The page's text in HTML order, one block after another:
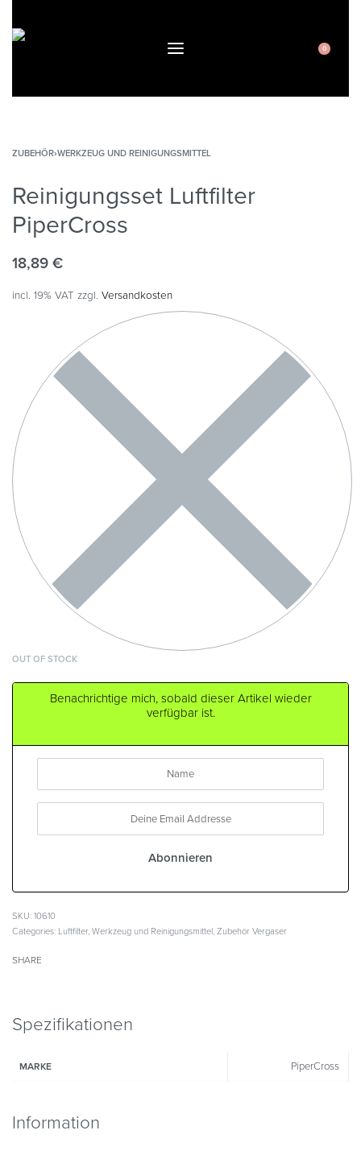
0
ZUBEHÖR›WERKZEUG UND REINIGUNGSMITTEL
Reinigungsset Luftfilter
PiperCross
18,89 €
incl. 19% VAT zzgl. Versandkosten
OUT OF STOCK
Benachrichtige mich, sobald dieser Artikel wieder
verfügbar ist.
SKU: 10610
Categories: Luftfilter, Werkzeug und Reinigungsmittel , Zubehör Vergaser
SHARE
Spezifikationen
MARKE PiperCross
Information